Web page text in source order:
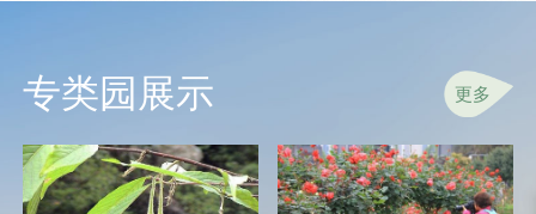
专类园展示 更多